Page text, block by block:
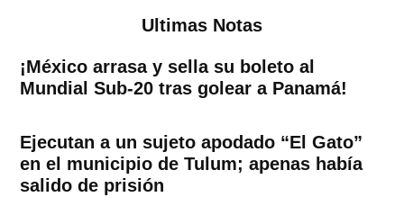
Ultimas Notas
¡México arrasa y sella su boleto al
Mundial Sub-20 tras golear a Panamá!
Ejecutan a un sujeto apodado “El Gato”
en el municipio de Tulum; apenas había
salido de prisión